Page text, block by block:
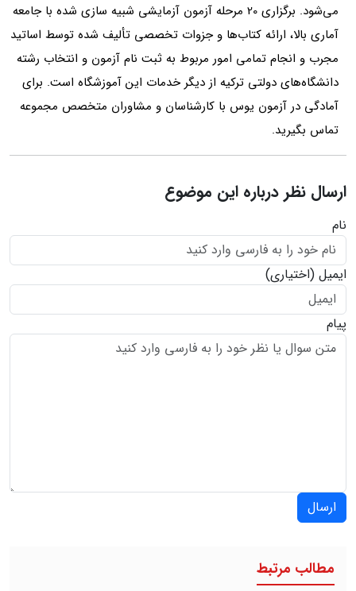
می‌شود. برگزاری 20 مرحله آزمون آزمایشی شبیه‌ سازی شده با جامعه
آماری بالا، ارائه کتاب‌ها و جزوات تخصصی تألیف‌ شده توسط اساتید
مجرب و انجام تمامی امور مربوط به ثبت‌ نام آزمون و انتخاب رشته
دانشگاه‌های دولتی ترکیه از دیگر خدمات این آموزشگاه است. برای
آمادگی در آزمون یوس با کارشناسان و مشاوران متخصص مجموعه
تماس بگیرید.
ارسال نظر درباره این موضوع
نام
ایمیل (اختیاری)
پیام
ارسال
مطالب مرتبط